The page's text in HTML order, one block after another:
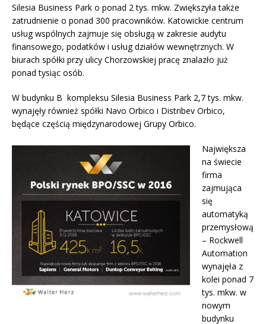
Silesia Business Park o ponad 2 tys. mkw. Zwiększyła także
zatrudnienie o ponad 300 pracowników. Katowickie centrum
usług wspólnych zajmuje się obsługą w zakresie audytu
finansowego, podatków i usług działów wewnętrznych. W
biurach spółki przy ulicy Chorzowskiej pracę znalazło już
ponad tysiąc osób.
W budynku B kompleksu Silesia Business Park 2,7 tys. mkw.
wynajęły również spółki Navo Orbico i Distribev Orbico,
będące częścią międzynarodowej Grupy Orbico.
Największa
na świecie
firma
zajmująca
się
automatyką
przemysłową
– Rockwell
Automation
wynajęła z
kolei ponad 7
tys. mkw. w
nowym
budynku